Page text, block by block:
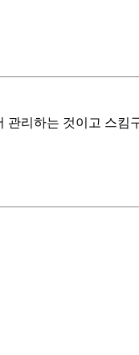
관리하는 것이고 스